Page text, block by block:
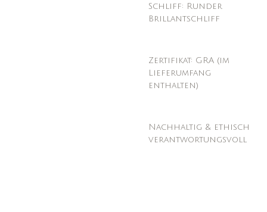
Schliff: Runder
Brillantschliff
Zertifikat: GRA (im
Lieferumfang
enthalten)
Nachhaltig & ethisch
verantwortungsvoll